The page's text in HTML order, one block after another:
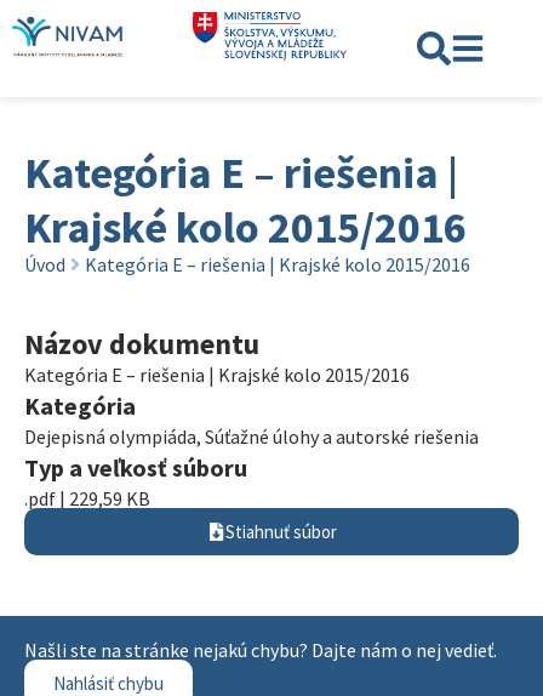
Kategória E – riešenia |
Krajské kolo 2015/2016
Úvod Kategória E – riešenia | Krajské kolo 2015/2016
Názov dokumentu
Kategória E – riešenia | Krajské kolo 2015/2016
Kategória
Dejepisná olympiáda, Súťažné úlohy a autorské riešenia
Typ a veľkosť súboru
.pdf | 229,59 KB
Stiahnuť súbor
Našli ste na stránke nejakú chybu? Dajte nám o nej vedieť.
Nahlásiť chybu